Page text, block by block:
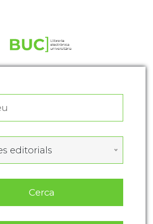
editorials
Cerca